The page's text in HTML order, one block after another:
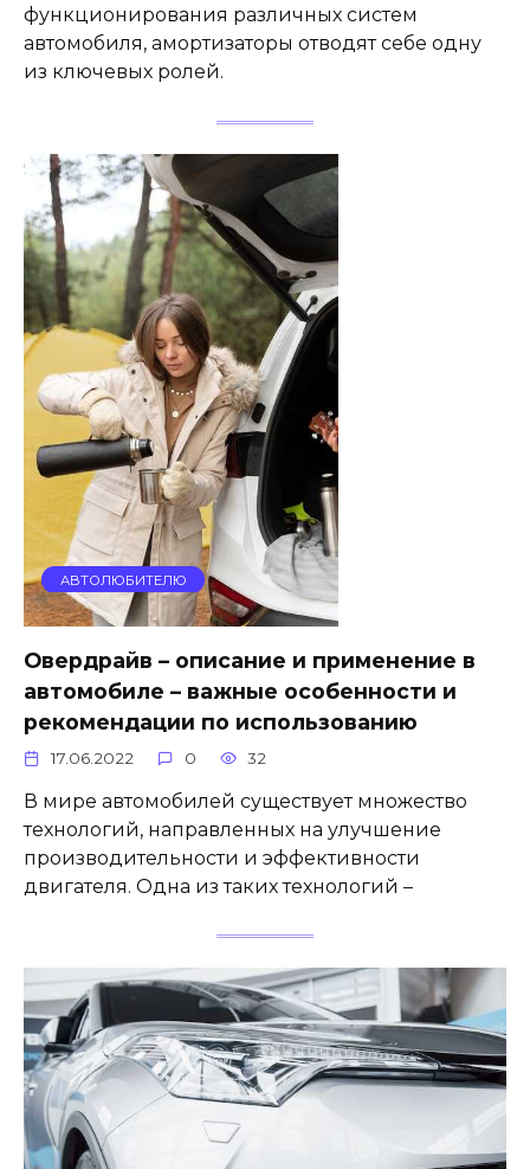
функционирования различных систем
автомобиля, амортизаторы отводят себе одну
из ключевых ролей.
АВТОЛЮБИТЕЛЮ
Овердрайв – описание и применение в
автомобиле – важные особенности и
рекомендации по использованию
17.06.2022 0 32
В мире автомобилей существует множество
технологий, направленных на улучшение
производительности и эффективности
двигателя. Одна из таких технологий –